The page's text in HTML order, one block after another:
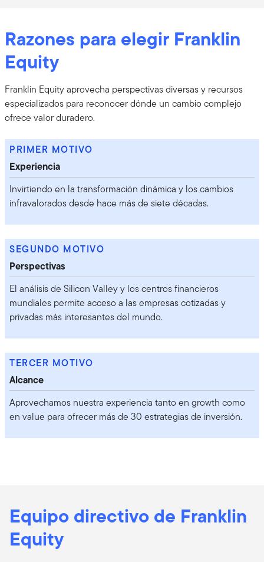
Razones para elegir Franklin
Equity
Franklin Equity aprovecha perspectivas diversas y recursos
especializados para reconocer dónde un cambio complejo
ofrece valor duradero.
PRIMER MOTIVO
Experiencia
Invirtiendo en la transformación dinámica y los cambios
infravalorados desde hace más de siete décadas.
SEGUNDO MOTIVO
Perspectivas
El análisis de Silicon Valley y los centros financieros
mundiales permite acceso a las empresas cotizadas y
privadas más interesantes del mundo.
TERCER MOTIVO
Alcance
Aprovechamos nuestra experiencia tanto en growth como
en value para ofrecer más de 30 estrategias de inversión.
Equipo directivo de Franklin
Equity